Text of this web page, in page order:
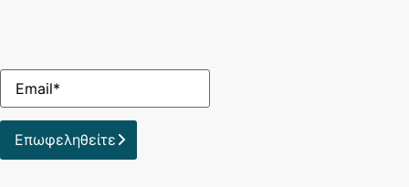
Επωφεληθείτε